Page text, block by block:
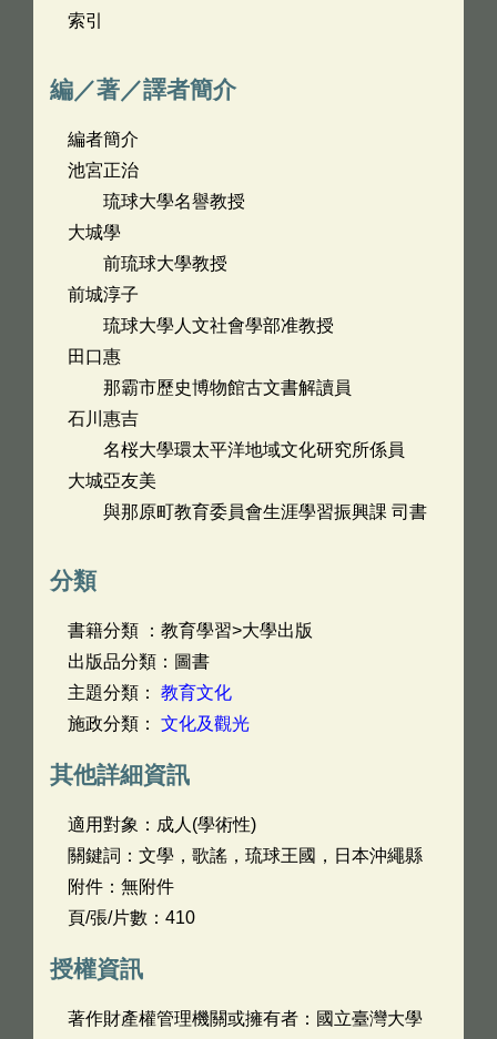
索引
編／著／譯者簡介
編者簡介
池宮正治
琉球大學名譽教授
大城學
前琉球大學教授
前城淳子
琉球大學人文社會學部准教授
田口惠
那霸市歷史博物館古文書解讀員
石川惠吉
名桜大學環太平洋地域文化研究所係員
大城亞友美
與那原町教育委員會生涯學習振興課 司書
分類
書籍分類 ：教育學習>大學出版
出版品分類：圖書
主題分類： 教育文化
施政分類： 文化及觀光
其他詳細資訊
適用對象：成人(學術性)
關鍵詞：文學，歌謠，琉球王國，日本沖繩縣
附件：無附件
頁/張/片數：410
授權資訊
著作財產權管理機關或擁有者：國立臺灣大學